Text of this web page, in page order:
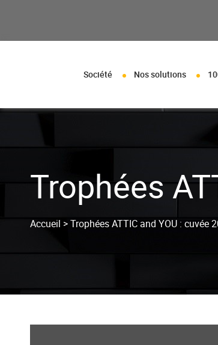
Passer au contenu
Menu principal
Société Nos solutions
Trophées
Accueil >Trophées ATTIC and YOU : cuvée